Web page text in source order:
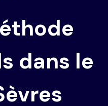
dans le